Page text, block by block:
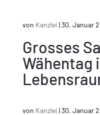
von Kanzlei |30. Januar
Grosses
Wähentag
von Kanzlei |30. Januar